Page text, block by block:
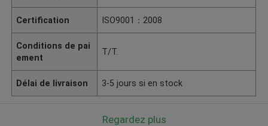
Certification ISO9001：2008
Conditions de pai
ement
T/T.
Délai de livraison 3-5 jours si en stock
Regardez plus